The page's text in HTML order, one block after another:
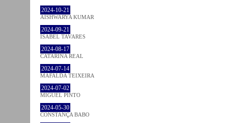
2024-10-21
AISHWARYA KUMAR
2024-09-21
ISABEL TAVARES
2024-08-17
CATARINA REAL
2024-07-14
MAFALDA TEIXEIRA
2024-07-02
MIGUEL PINTO
2024-05-30
CONSTANÇA BABO